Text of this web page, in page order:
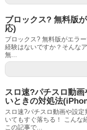
ブロックス? 無料版
応)
ブロックス? 無料版がエラ
経験はないですか？そんな
無...
スロ速?パチスロ動
いときの対処法
スロ速?パチスロ動画や設
いてもすぐ落ちる！ こんな
この記事で...